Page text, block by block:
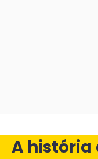
A história